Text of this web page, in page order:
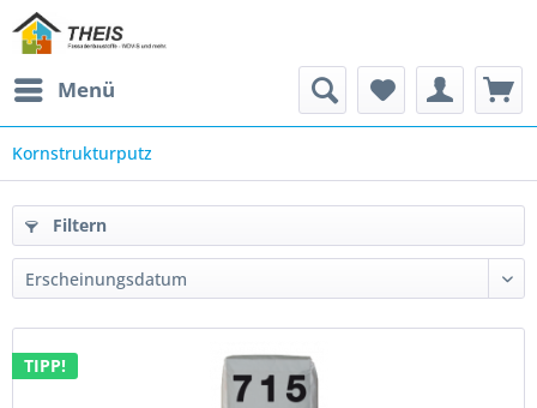
Menü
Kornstrukturputz
Filtern
TIPP!